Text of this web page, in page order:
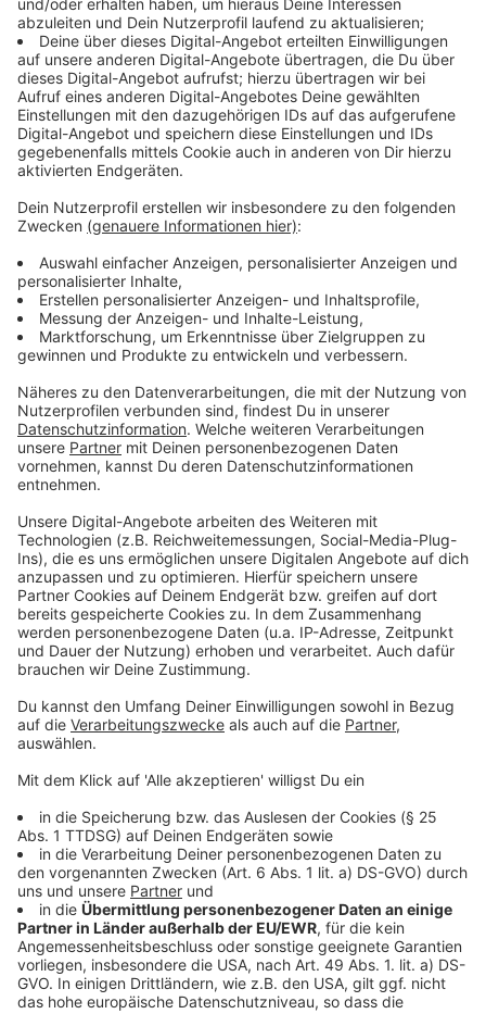
Ein Verlust in Milliardenhöhe durch Zolldeal
Anzeige
Die NRW-Wirtschaftsministerin, Neubaur, sagt, der
Deal bedeutet für unsere Wirtschaft einen Verlust von
rund einer Milliarde Euro. Um einen Zollkrieg zu
vermeiden, habe man dieser Einigung aber zustimmen
müssen. Ansonsten gibt es auf den Deal in der
Wirtschaft kein gutes Echo: Die Landesvereinigung der
Unternehmer in NRW, spricht von einer massiven
Belastung. Ähnlich äußern sich andere Verbände. Für
uns in NRW sind die USA das drittwichtigste
Exportland - nach den Niederlanden und Frankreich.
Anzeige
Folgen noch nicht absehbar
Anzeige
Die konkreten Auswirkungen lassen sich aktuell noch
schwer abschätzen, doch zwei Szenarien gelten als
wahrscheinlich: Entweder sinken die Exporte Richtung
USA, was sich negativ auf Gewinne und Beschäftigung
auswirkt -oder Unternehmen gleichen die höheren
Zölle über Preisanpassungen aus. Das könnte
bedeuten, dass Produkte für den US-Markt günstiger
Umgekehrt könnte ein Angebotsüberschuss in
Deutschland zu sinkenden Preisen führen. Möglich ist
aber auch eine rückläufige Nachfrage, die die
Produktionsmenge senkt und so ebenfalls zu
Preissteigerungen führt.
Autoren: José Narciandi und David Müller